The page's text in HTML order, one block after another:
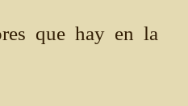
que hay en la